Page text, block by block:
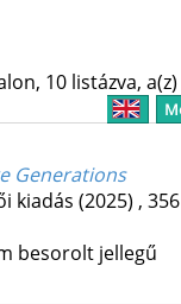
10 listázva,
Generations
kiadás (2025) ,
besorolt jellegű